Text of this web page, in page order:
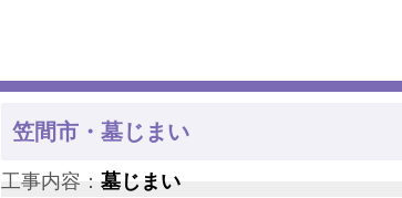
笠間市・墓じまい
工事内容： 墓じまい